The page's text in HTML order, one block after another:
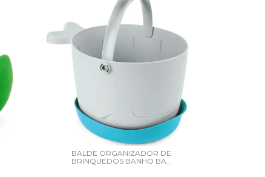
BALDE ORGANIZADOR DE
BRINQUEDOS BANHO BA...